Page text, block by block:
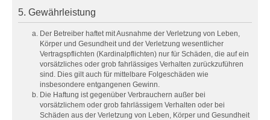
5. Gewährleistung
Der Betreiber haftet mit Ausnahme der Verletzung von Leben,
Körper und Gesundheit und der Verletzung wesentlicher
Vertragspflichten (Kardinalpflichten) nur für Schäden, die auf ein
vorsätzliches oder grob fahrlässiges Verhalten zurückzuführen
sind. Dies gilt auch für mittelbare Folgeschäden wie
insbesondere entgangenen Gewinn.
Die Haftung ist gegenüber Verbrauchern außer bei
vorsätzlichem oder grob fahrlässigem Verhalten oder bei
Schäden aus der Verletzung von Leben, Körper und Gesundheit